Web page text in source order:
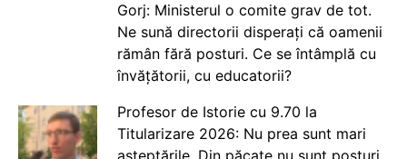
Gorj: Ministerul o comite grav de tot.
Ne sună directorii disperați că oamenii
rămân fără posturi. Ce se întâmplă cu
învățătorii, cu educatorii?
Profesor de Istorie cu 9.70 la
Titularizare 2026: Nu prea sunt mari
așteptările. Din păcate nu sunt posturi